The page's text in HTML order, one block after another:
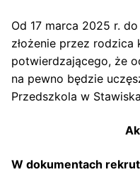
Od 17 marca 2025 r.
złożenie przez
potwierdzającego, że
na pewno będzie
Przedszkola w
W dokumentach